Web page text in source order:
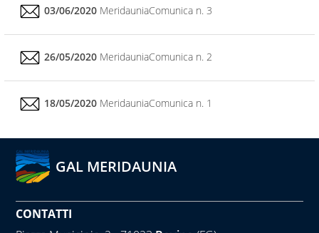
03/06/2020 MeridauniaComunica n. 3
26/05/2020 MeridauniaComunica n. 2
18/05/2020 MeridauniaComunica n. 1
GAL MERIDAUNIA
CONTATTI